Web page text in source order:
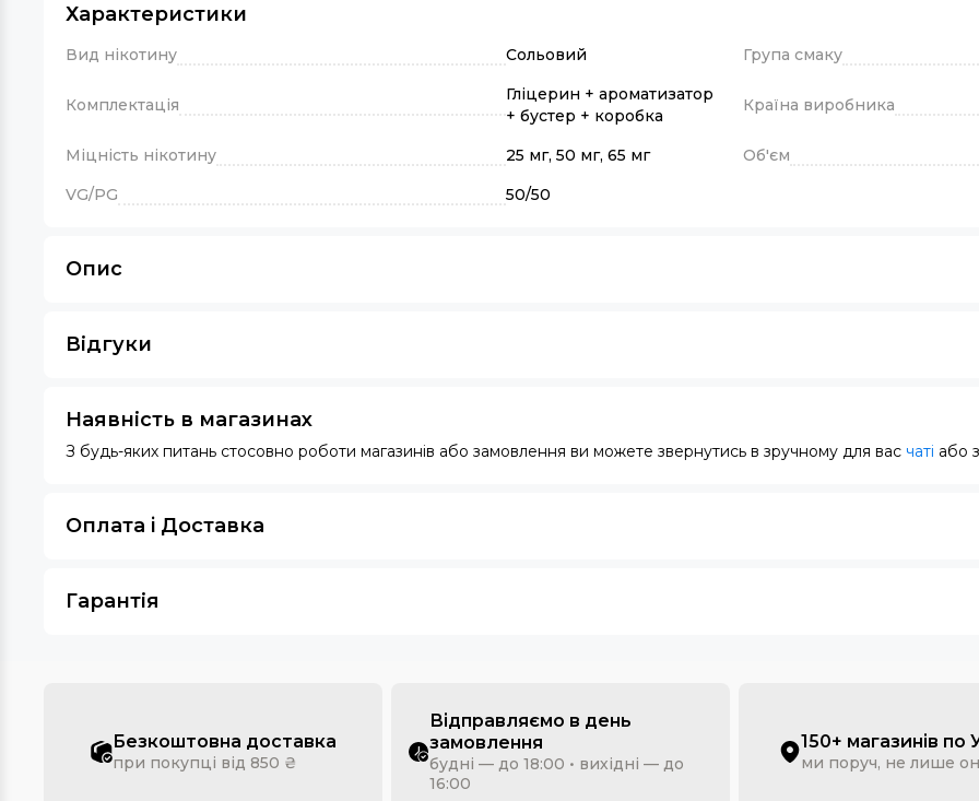
Характеристики
Вид нікотину Сольовий Група смаку
Комплектація
Гліцерин + ароматизатор
+ бустер + коробка
Країна виробника
Міцність нікотину 25 мг, 50 мг, 65 мг Об'єм
VG/PG
50/50
Опис
Відгуки
Наявність в магазинах
З будь-яких питань стосовно роботи магазинів або замовлення ви можете звернутись в зручному для вас чаті або
Оплата i Доставка
Гарантія
Безкоштовна доставка
при покупці від 850 ₴
Відправляємо в день
замовлення
будні — до 18:00 • вихідні — до
16:00
150+ магазинів по
ми поруч, не лише